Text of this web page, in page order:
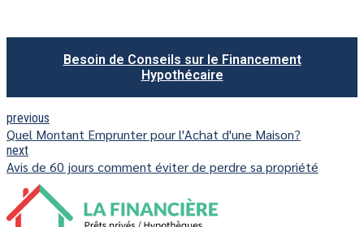
Besoin de Conseils sur le Financement
Hypothécaire
previous
Quel Montant Emprunter pour l'Achat d'une Maison?
next
Avis de 60 jours comment éviter de perdre sa propriété